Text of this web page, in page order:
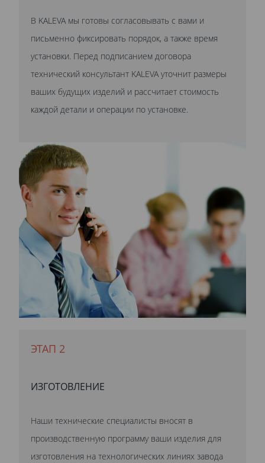
В KALEVA мы готовы согласовывать с вами и
письменно фиксировать порядок, а также время
установки. Перед подписанием договора
технический консультант KALEVA уточнит размеры
ваших будущих изделий и рассчитает стоимость
каждой детали и операции по установке.
ЭТАП 2
ИЗГОТОВЛЕНИЕ
Наши технические специалисты вносят в
производственную программу ваши изделия для
изготовления на технологических линиях завода